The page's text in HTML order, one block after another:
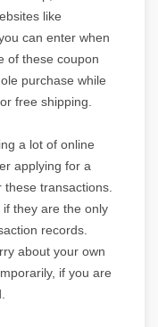
like
can enter when
of these coupon
purchase while
free shipping.
a lot of online
applying for a
transactions.
they are the only
records.
about your own
if you are